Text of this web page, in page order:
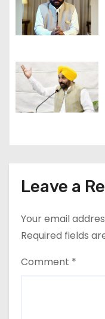
Leave a
Your email
Required fields
Comment *